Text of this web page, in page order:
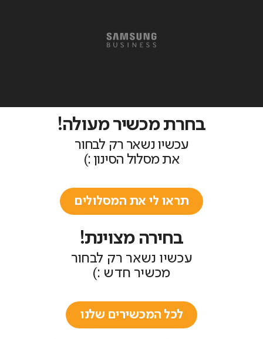
בחרת מכשיר מעולה!
עכשיו נשאר רק לבחור
את מסלול הסינון :)
תראו לי את המסלולים
בחירה מצוינת!
עכשיו נשאר רק לבחור
מכשיר חדש :)
לכל המכשירים שלנו